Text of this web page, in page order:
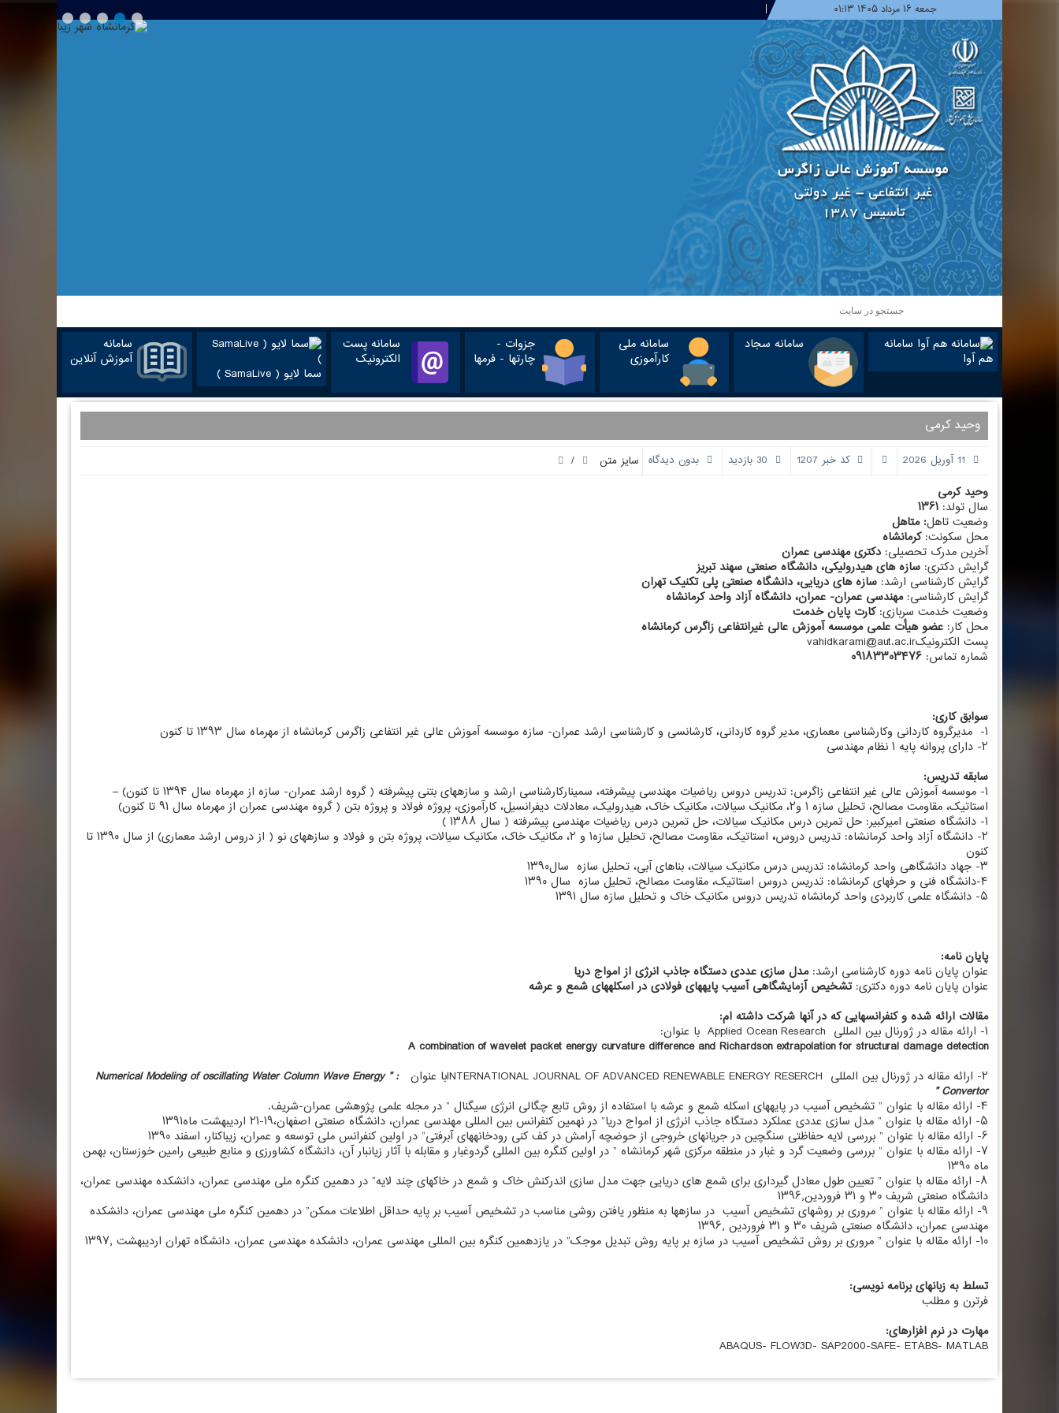
جمعه ۱۶ مرداد ۱۴۰۵ ۰۱:۱۳
سامانه
هم آوا
سامانه سجاد سامانه ملی
کارآموزی
جزوات -
چارتها - فرمها
سامانه پست
الکترونیک
سما لایو ( SamaLive )
سامانه
آموزش آنلاین
وحید کرمی
کد خبر 1207 بدون دیدگاه سایز متن
/
وحید کرمی
سال تولد: ۱۳۶۱
وضعیت تاهل: متاهل
محل سکونت:کرمانشاه
آخرین مدرک تحصیلی: دکتری مهندسی عمران
گرایش دکتری: سازه های هیدرولیکی، دانشگاه صنعتی سهند تبریز
گرایش کارشناسی ارشد: سازه های دریایی، دانشگاه صنعتی پلی تکنیک تهران
گرایش کارشناسی: مهندسی عمران- عمران، دانشگاه آزاد واحد کرمانشاه
وضعیت خدمت سربازی:کارت پایان خدمت
محل کار: عضو هیأت علمی موسسه آموزش عالی غیرانتفاعی زاگرس کرمانشاه
پست الکترونیکvahidkarami@aut.ac.ir
شماره تماس: ۰۹۱۸۳۳۰۳۴۷۶
سوابق کاری:
۱- مدیرگروه کاردانی وکارشناسی معماری، مدیر گروه کاردانی، کارشانسی و کارشناسی ارشد عمران- سازه موسسه آموزش عالی غیر انتفاعی زاگرس کرمانشاه از مهرماه سال ۱۳۹۳ تا کنون
۲- دارای پروانه پایه ۱ نظام مهندسی
سابقه تدریس:
۱- موسسه آموزش عالی غیر انتفاعی زاگرس: تدریس دروس ریاضیات مهندسی پیشرفته، سمینارکارشناسی ارشد و سازه­های بتنی پیشرفته ( گروه ارشد عمران- سازه از مهرماه سال ۱۳۹۴ تا کنون) –
استاتیک، مقاومت مصالح، تحلیل سازه ۱ و۲، مکانیک سیالات، مکانیک خاک، هیدرولیک، معادلات دیفرانسیل، کارآموزی، پروژه فولاد و پروژه بتن ( گروه مهندسی عمران از مهرماه سال ۹۱ تا کنون)
۱- دانشگاه صنعتی امیرکبیر: حل تمرین درس مکانیک سیالات، حل تمرین درس ریاضیات مهندسی پیشرفته ( سال ۱۳۸۸ )
۲- دانشگاه آزاد واحد کرمانشاه: تدریس دروس ، استاتیک، مقاومت مصالح، تحلیل سازه۱ و ۲، مکانیک خاک، مکانیک سیالات، پروژه بتن و فولاد و سازه­های نو ( از دروس ارشد معماری) از سال ۱۳۹۰ تا
کنون
۳- جهاد دانشگاهی واحد کرمانشاه: تدریس درس مکانیک سیالات، بناهای آبی، تحلیل سازه سال۱۳۹۰
۴-دانشگاه فنی و حرفه­ای کرمانشاه: تدریس دروس استاتیک، مقاومت مصالح، تحلیل سازه سال ۱۳۹۰
۵- دانشگاه علمی کاربردی واحد کرمانشاه تدریس دروس مکانیک خاک و تحلیل سازه سال ۱۳۹۱
پایان نامه:
عنوان پایان نامه دوره کارشناسی ارشد:مدل سازی عددی دستگاه جاذب انرژی از امواج دریا
عنوان پایان نامه دوره دکتری:تشخیص آزمایشگاهی آسیب پایه­های فولادی در اسکله­های شمع و عرشه
مقالات ارائه شده و کنفرانسهایی که در آنها شرکت داشته ام:
۱- ارائه مقاله در ژورنال بین المللی Applied Ocean Research با عنوان:
A combination of wavelet packet energy curvature difference and Richardson extrapolation for structural damage detection
۲- ارائه مقاله در ژورنال بین المللی INTERNATIONAL JOURNAL OF ADVANCED RENEWABLE ENERGY RESERCHبا عنوان
:
” Numerical Modeling of oscillating Water Column Wave Energy
Convertor ”
۴- ارائه مقاله با عنوان ” تشخیص آسیب در پایه­های اسکله شمع و عرشه با استفاده از روش تابع چگالی انرژی سیگنال ” در مجله علمی پژوهشی عمران-شریف.
۵- ارائه مقاله با عنوان ” مدل سازی عددی عملکرد دستگاه جاذب انرژی از امواج دریا” در نهمین کنفرانس بین المللی مهندسی عمران، دانشگاه صنعتی اصفهان،۱۹-۲۱ اردیبهشت ماه۱۳۹۱
۶- ارائه مقاله با عنوان ” بررسی لایه حفاظتی سنگچین در جریان­های خروجی از حوضچه آرامش در کف کنی رودخانه­های آبرفتی” در اولین کنفرانس ملی توسعه و عمران، زیباکنار، اسفند ۱۳۹۰
۷- ارائه مقاله با عنوان ” بررسی وضعیت گرد و غبار در منطقه مرکزی شهر کرمانشاه ” در اولین کنگره بین المللی گردوغبار و مقابله با آثار زیانبار آن، دانشگاه کشاورزی و منابع طبیعی رامین خوزستان، بهمن
ماه ۱۳۹۰
۸- ارائه مقاله با عنوان ” تعیین طول معادل گیرداری برای شمع های دریایی جهت مدل سازی اندرکنش خاک و شمع در خاک­های چند لایه” در دهمین کنگره ملی مهندسی عمران، دانشکده مهندسی عمران،
دانشگاه صنعتی شریف ۳۰ و ۳۱ فروردین۱۳۹۶٫
۹- ارائه مقاله با عنوان ” مروری بر روش­های تشخیص آسیب در سازه­ها به منظور یافتن روشی مناسب در تشخیص آسیب بر پایه حداقل اطلاعات ممکن” در دهمین کنگره ملی مهندسی عمران، دانشکده
مهندسی عمران، دانشگاه صنعتی شریف ۳۰ و ۳۱ فروردین ۱۳۹۶٫
۱۰- ارائه مقاله با عنوان ” مروری بر روش تشخیص آسیب در سازه بر پایه روش تبدیل موجک” در یازدهمین کنگره بین المللی مهندسی عمران، دانشکده مهندسی عمران، دانشگاه تهران اردیبهشت ۱۳۹۷٫
تسلط به زبانهای برنامه نویسی:
فرترن و مطلب
مهارت در نرم افزارهای:
ABAQUS- FLOW3D- SAP2000-SAFE- ETABS- MATLAB